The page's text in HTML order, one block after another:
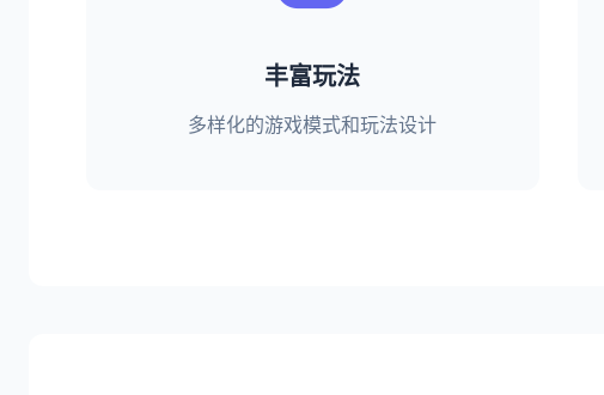
丰富玩法
多样化的游戏模式和玩法设计